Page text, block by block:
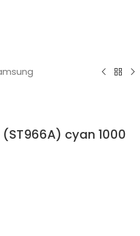
cyan 1000